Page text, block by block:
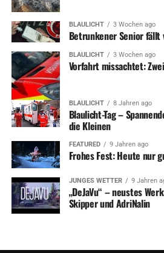
BLAULICHT 3 Wochen ago
Betrunkener Senior fällt
BLAULICHT 3 Wochen ago
Vorfahrt missachtet:
BLAULICHT 8 Jahren ago
Blaulicht-Tag –
die Kleinen
FEATURED 9 Jahren ago
Frohes Fest: Heute nur
JUNGES WETTER 9 Jahren
„DeJaVu“ – neustes
Skipper und AdriNalin